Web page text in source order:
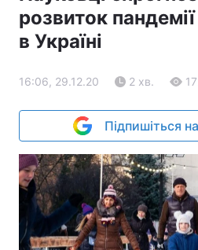
розвиток
в Україні
16:06, 29.12.20 2 хв.
Підпишіться